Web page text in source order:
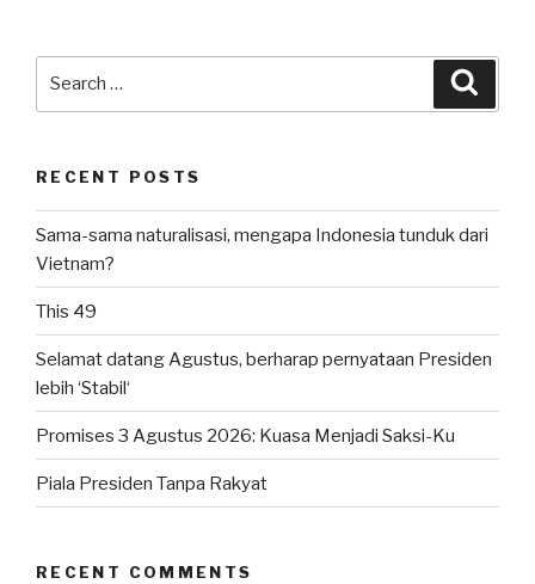
RECENT POSTS
Sama-sama naturalisasi, mengapa Indonesia tunduk dari
Vietnam?
This 49
Selamat datang Agustus, berharap pernyataan Presiden
lebih ‘Stabil‘
Promises 3 Agustus 2026: Kuasa Menjadi Saksi-Ku
Piala Presiden Tanpa Rakyat
RECENT COMMENTS